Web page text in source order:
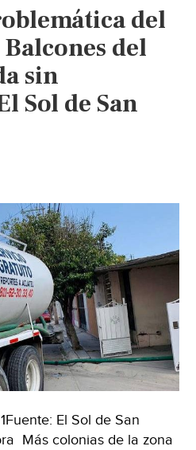
del
Balcones del
sin
Sol de San
El Sol de San
Más colonias de la zona